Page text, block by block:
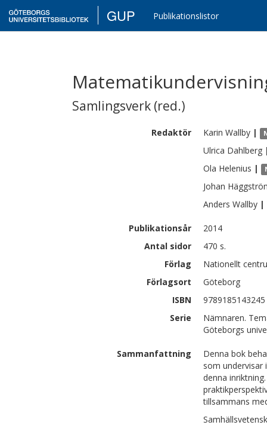
GUP Publikationslistor
Samlingsverk (red.)
Redaktör Karin Wallby |
Ulrica Dahlberg
Ola Helenius |
Johan
Anders Wallby |
Publikationsår
2014
Antal sidor
470 s.
Förlag
Nationellt
Förlagsort
Göteborg
ISBN
9789185143245
Serie
Nämnaren.
Göteborgs
Sammanfattning
Denna bok
som undervisar
denna
tillsammans